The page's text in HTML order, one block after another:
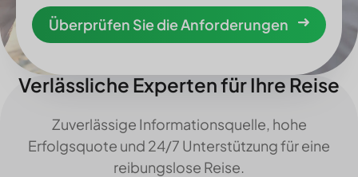
Überprüfen Sie die Anforderungen
Verlässliche Experten für Ihre Reise
Zuverlässige Informationsquelle, hohe
Erfolgsquote und 24/7 Unterstützung für eine
reibungslose Reise.